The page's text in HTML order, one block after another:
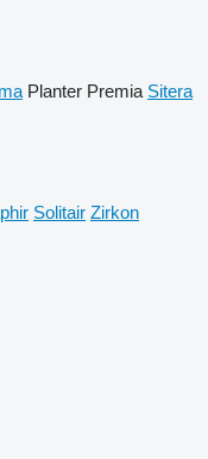
Planter Premia Sitera
Solitair Zirkon